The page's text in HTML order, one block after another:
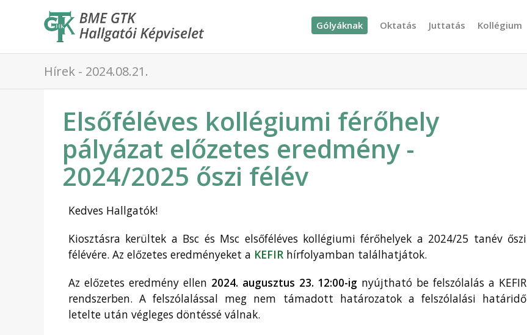
Gólyáknak Oktatás Juttatás Kollégium
Hírek - 2024.08.21.
Elsőféléves kollégiumi férőhely
pályázat előzetes eredmény -
2024/2025 őszi félév
Kedves Hallgatók!
Kiosztásra kerültek a Bsc és Msc elsőféléves kollégiumi férőhelyek a 2024/25 tanév őszi
félévére. Az előzetes eredményeket a KEFIR hírfolyamban találhatjátok.
Az előzetes eredmény ellen 2024. augusztus 23. 12:00-ig nyújtható be felszólalás a KEFIR
rendszerben. A felszólalással meg nem támadott határozatok a felszólalási határidő
letelte után végleges döntéssé válnak.